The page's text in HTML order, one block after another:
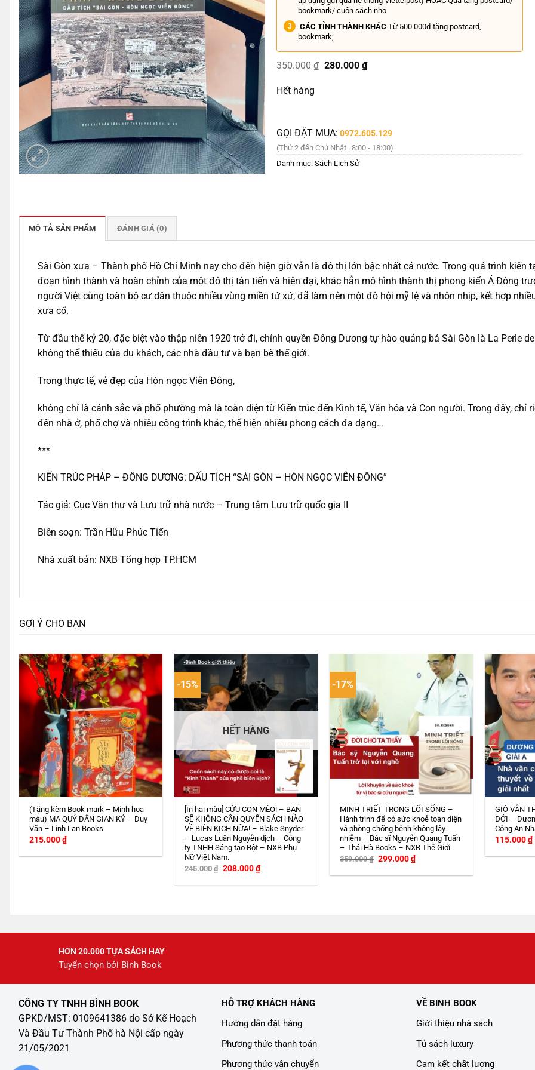
bookmark/ cuốn sách nhỏ
CÁC TỈNH THÀNH KHÁC Từ 500.000đ tặng postcard,
bookmark;
350.000₫ Giá
280.000₫Giá
Hết hàng
GỌI ĐẶT MUA: 0972.605.129
(Thứ 2 đến Chủ Nhật | 8:00 - 18:00)
Danh mục:Sách Lịch Sử
MÔ TẢ SẢN PHẨM ĐÁNH GIÁ (0)
Sài Gòn xưa – Thành phố Hồ Chí Minh nay cho đến hiện giờ vẫn là đô thị lớn bậc nhất cả nước. Trong quá trình kiến
đoạn hình thành và hoàn chỉnh của một đô thị tân tiến và hiện đại, khác hẳn mô hình thành thị phong kiến Á Đông
người Việt cùng toàn bộ cư dân thuộc nhiều vùng miền tứ xứ, đã làm nên một đô hội mỹ lệ và nhộn nhịp, kết hợp
xưa cổ.
Từ đầu thế kỷ 20, đặc biệt vào thập niên 1920 trở đi, chính quyền Đông Dương tự hào quảng bá Sài Gòn là La Perle
không thể thiếu của du khách, các nhà đầu tư và bạn bè thế giới.
Trong thực tế, vẻ đẹp của Hòn ngọc Viễn Đông,
không chỉ là cảnh sắc và phố phường mà là toàn diện từ Kiến trúc đến Kinh tế, Văn hóa và Con người. Trong đấy, chỉ
đến nhà ở, phố chợ và nhiều công trình khác, thể hiện nhiều phong cách đa dạng…
***
KIẾN TRÚC PHÁP – ĐÔNG DƯƠNG: DẤU TÍCH “SÀI GÒN – HÒN NGỌC VIỄN ĐÔNG”
Tác giả: Cục Văn thư và Lưu trữ nhà nước – Trung tâm Lưu trữ quốc gia II
Biên soạn: Trần Hữu Phúc Tiến
Nhà xuất bản: NXB Tổng hợp TP.HCM
GỢI Ý CHO BẠN
(Tặng kèm Book mark – Minh hoạ
màu) MA QUỶ DÂN GIAN KÝ – Duy
Văn – Linh Lan Books
215.000₫
-15%
HẾT HÀNG
[In hai màu] CỨU CON MÈO! – BẠN
SẼ KHÔNG CẦN QUYỂN SÁCH NÀO
VỀ BIÊN KỊCH NỮA! – Blake Snyder
– Lucas Luân Nguyễn dịch – Công
ty TNHH Sáng tạo Bột – NXB Phụ
Nữ Việt Nam.
245.000₫ Giá
là:
208.000₫Giá
hiện
tại
-17%
MINH TRIẾT TRONG LỐI SỐNG –
Hành trình để có sức khoẻ toàn diện
và phòng chống bệnh không lây
nhiễm – Bác sĩ Nguyễn Quang Tuấn
– Thái Hà Books – NXB Thế Giới
359.000₫ Giá
là:
299.000₫Giá
hiện
tại
GIÓ VẪN
ĐỚI –
Công An
115.000₫
HƠN 20.000 TỰA SÁCH HAY
Tuyển chọn bởi Bình Book
CÔNG TY TNHH BÌNH BOOK
GPKD/MST: 0109641386 do Sở Kế Hoạch
Và Đầu Tư Thành Phố hà Nội cấp ngày
21/05/2021
HỖ TRỢ KHÁCH HÀNG
Hướng dẫn đặt hàng
Phương thức thanh toán
Phương thức vận chuyển
VỀ BINH BOOK
Giới thiệu nhà sách
Tủ sách luxury
Cam kết chất lượng